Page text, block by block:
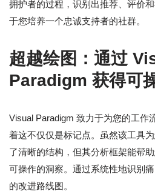
拥护者的过程，识别出推荐、评价
于您培养一个忠诚支持者的社群。
超越绘图：通过
Paradigm 获得可
Visual Paradigm 致力于为您的工作
着这不仅仅是标记点。虽然该工具
了清晰的结构，但其分析框架能帮
可操作的洞察。通过系统性地识别
的改进路线图。